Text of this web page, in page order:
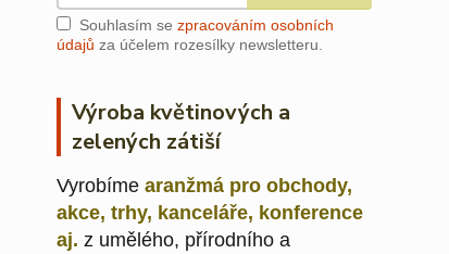
Souhlasím se zpracováním osobních
údajů za účelem rozesílky newsletteru.
Výroba květinových a
zelených zátiší
Vyrobíme aranžmá pro obchody,
akce, trhy, kanceláře, konference
aj. z umělého, přírodního a